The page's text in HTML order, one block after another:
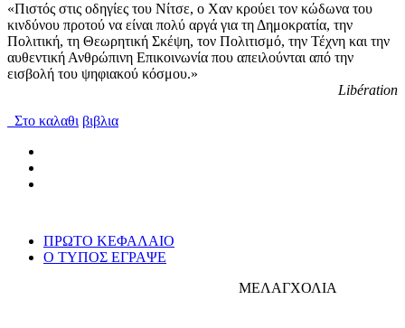
«Πιστός στις οδηγίες του Νίτσε, ο Χαν κρούει τον κώδωνα του
κινδύνου προτού να είναι πολύ αργά για τη Δημοκρατία, την
Πολιτική, τη Θεωρητική Σκέψη, τον Πολιτισμό, την Τέχνη και την
αυθεντική Ανθρώπινη Επικοινωνία που απειλούνται από την
εισβολή του ψηφιακού κόσμου.»
Libération
Στο καλαθι βιβλια
ΠΡΩΤΟ ΚΕΦΑΛΑΙΟ
Ο ΤΥΠΟΣ ΕΓΡΑΨΕ
ΜΕΛΑΓΧΟΛΙΑ